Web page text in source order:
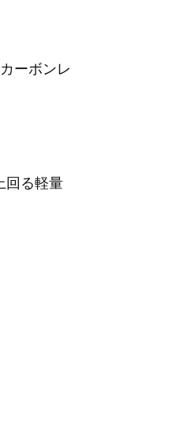
ーボンレ
回る軽量